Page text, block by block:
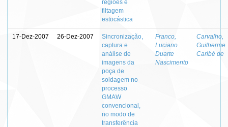
regiões e
filtagem
estocástica
17-Dez-2007 26-Dez-2007
Sincronização,
captura e
análise de
imagens da
poça de
soldagem no
processo
GMAW
convencional,
no modo de
transferência
Franco,
Luciano
Duarte
Nascimento
Carvalho,
Guilherme
Caribé de